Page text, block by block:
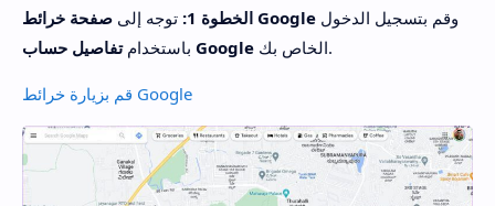
الخطوة 1: توجه إلى صفحة خرائط Google
باستخدام تفاصيل حساب Google الخاص بك.
قم بزيارة خرائط Google